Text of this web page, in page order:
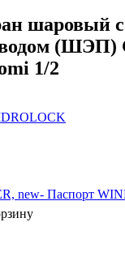
шаровый с
(ШЭП)
1/2
- Паспорт